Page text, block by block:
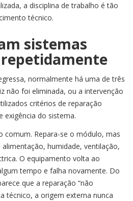
a disciplina de trabalho é tão
técnico.
sistemas
normalmente há uma de três
não foi eliminada, ou a intervenção
critérios de reparação
exigência do sistema.
comum. Repara-se o módulo, mas
humidade, ventilação,
O equipamento volta ao
tempo e falha novamente. Do
que a reparação “não
técnico, a origem externa nunca